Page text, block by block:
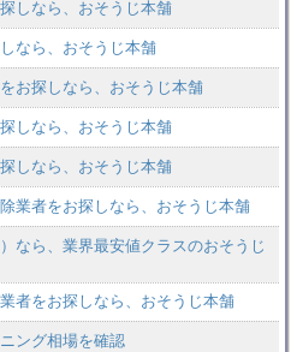
しなら、おそうじ本舗
なら、おそうじ本舗
お探しなら、おそうじ本舗
しなら、おそうじ本舗
しなら、おそうじ本舗
業者をお探しなら、おそうじ本舗
なら、業界最安値クラスのおそうじ
者をお探しなら、おそうじ本舗
ング相場を確認